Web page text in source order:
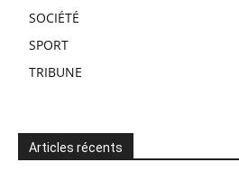
SOCIÉTÉ
SPORT
TRIBUNE
Articles récents